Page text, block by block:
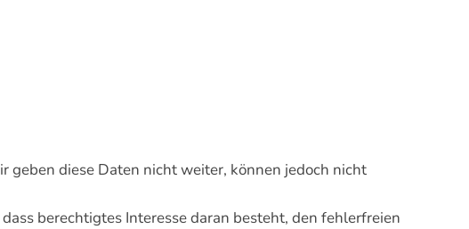
diese Daten nicht weiter, können jedoch nicht
berechtigtes Interesse daran besteht, den fehlerfreien